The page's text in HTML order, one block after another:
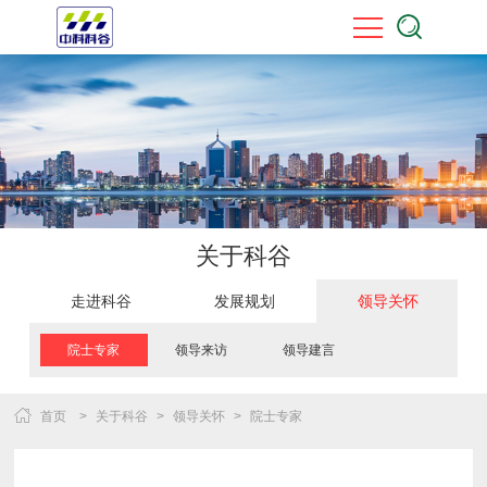
关于科谷
走进科谷 发展规划 领导关怀
院士专家 领导来访 领导建言
首页 > 关于科谷 > 领导关怀 > 院士专家